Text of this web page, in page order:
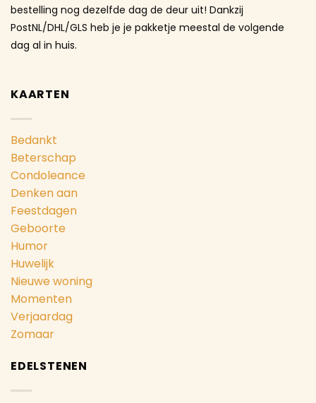
bestelling nog dezelfde dag de deur uit! Dankzij
PostNL/DHL/GLS heb je je pakketje meestal de volgende
dag al in huis.
KAARTEN
Bedankt
Beterschap
Condoleance
Denken aan
Feestdagen
Geboorte
Humor
Huwelijk
Nieuwe woning
Momenten
Verjaardag
Zomaar
EDELSTENEN